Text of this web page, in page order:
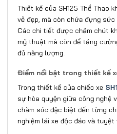
Thiết kế của SH125 Thể Thao
vẻ đẹp, mà còn chứa đựng sức
Các chi tiết được chăm chút
mỹ thuật mà còn để tăng
đủ năng lượng.
Điểm nổi bật trong thiết kế
Trong thiết kế của chiếc xe
sự hòa quyện giữa công nghệ
chăm sóc đặc biệt đến từng
nghiệm lái xe độc đáo và tuyệt